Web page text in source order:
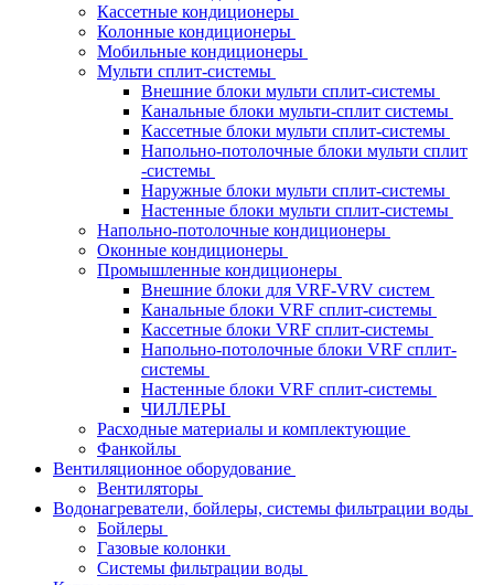
Кассетные кондиционеры
Колонные кондиционеры
Мобильные кондиционеры
Мульти сплит-системы
Внешние блоки мульти сплит-системы
Канальные блоки мульти-сплит системы
Кассетные блоки мульти сплит-системы
Напольно-потолочные блоки мульти сплит
-системы
Наружные блоки мульти сплит-системы
Настенные блоки мульти сплит-системы
Напольно-потолочные кондиционеры
Оконные кондиционеры
Промышленные кондиционеры
Внешние блоки для VRF-VRV систем
Канальные блоки VRF сплит-системы
Кассетные блоки VRF сплит-системы
Напольно-потолочные блоки VRF сплит-
системы
Настенные блоки VRF сплит-системы
ЧИЛЛЕРЫ
Расходные материалы и комплектующие
Фанкойлы
Вентиляционное оборудование
Вентиляторы
Водонагреватели, бойлеры, системы фильтрации воды
Бойлеры
Газовые колонки
Системы фильтрации воды